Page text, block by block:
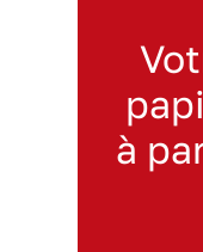
à